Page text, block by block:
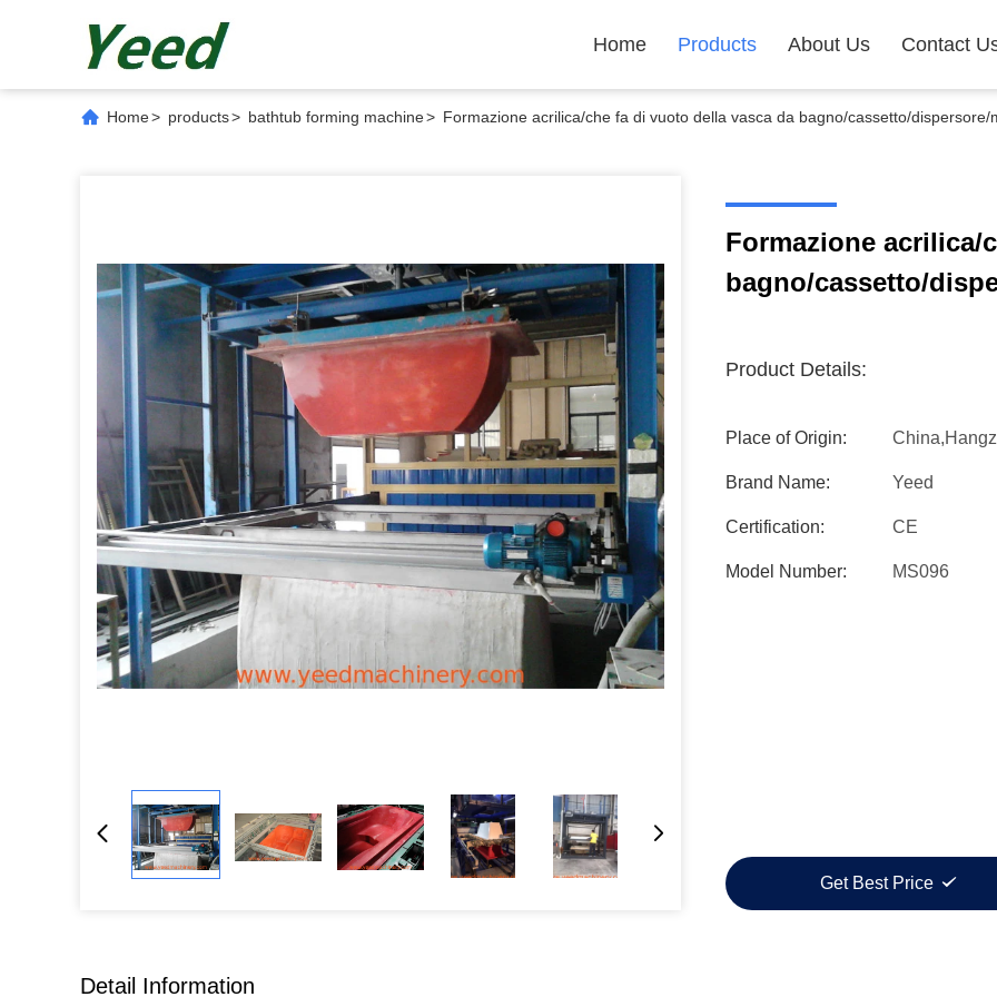
Home Products About Us Contact
Home> products> bathtub forming machine> Formazione acrilica/che fa di vuoto della vasca da bagno/cassetto/dispersore/
Formazione acrilica/
bagno/cassetto/
Product Details:
Place of Origin:
Brand Name: Yeed
Certification: CE
Model Number: MS096
Get Best Price
Detail Information